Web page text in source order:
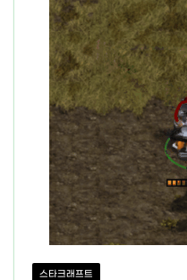
스타크래프트